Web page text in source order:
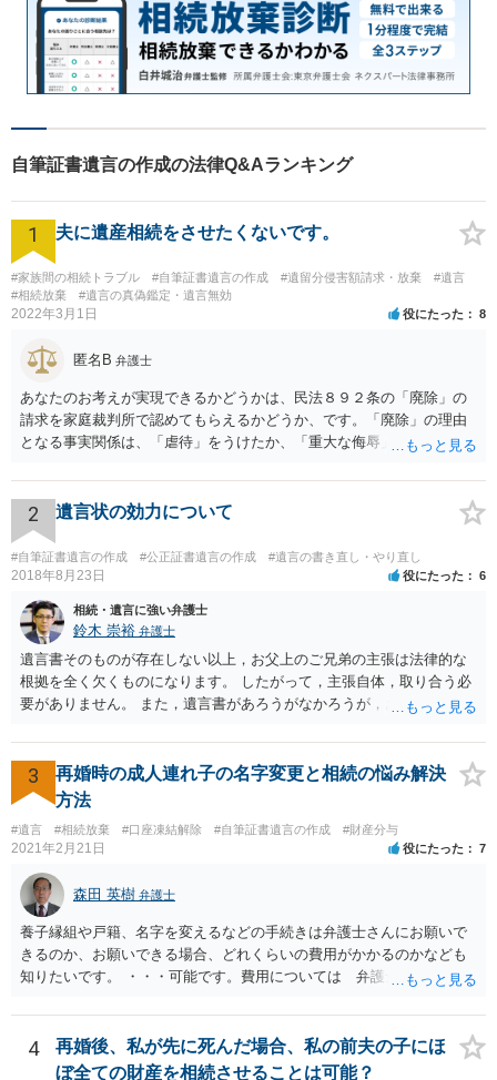
自筆証書遺言の作成の法律Q&Aランキング
1 夫に遺産相続をさせたくないです。
#家族間の相続トラブル #自筆証書遺言の作成 #遺留分侵害額請求・放棄
#遺言
#相続放棄
#遺言の真偽鑑定・遺言無効
2022年3月1日 役にたった 8
匿名B 弁護士
あなたのお考えが実現できるかどうかは、民法８９２条の「廃除」の
請求を家庭裁判所で認めてもらえるかどうか、です。「廃除」の理由
となる事実関係は、「虐待」をうけたか、「重大な侮辱」を受けた
「廃除」は遺言でも可能です（民法８９３条）。 弁護士に具体的な事
情を話して相談して、「廃除」が可能か、実際に法律相談を受けるこ
とをお勧めします。
2 遺言状の効力について
#自筆証書遺言の作成 #公正証書遺言の作成 #遺言の書き直し・やり直し
2018年8月23日 役にたった 6
相続・遺言に強い弁護士
鈴木 崇裕 弁護士
遺言書そのものが存在しない以上，お父上のご兄弟の主張は法律的な
根拠を全く欠くものになります。 したがって，主張自体，取り合う必
要がありません。 また，遺言書があろうがなかろうが，お父上のご兄
ご回答にもありますが， 代理人弁護士をたてて，その弁護士から相手
方に対して， ・相続に関する主張は法的根拠がなく，一切応じないこ
と ・今後一切の連絡をしてこないでほしいこと ・連絡を継続してくる
ようであれば警察への通報や法的措置も辞さないこと などを記載した
書面を発送してもらうことがよろしいように思います。
3
再婚時の成人連れ子の名字変更と相続の悩み解決
方法
#遺言 #相続放棄 #口座凍結解除 #自筆証書遺言の作成 #財産分与
2021年2月21日 役にたった 7
森田 英樹 弁護士
養子縁組や戸籍、名字を変えるなどの手続きは弁護士さんにお願いで
きるのか、お願いできる場合、どれくらいの費用がかかるのかなども
知りたいです。 ・・・可能です。費用については 弁護士と直接面談
ています。 やはり、成人した子のことまでごちゃごちゃ考えず、自分
の事だけ考えるべきなのでしょうか ・・・お子さんの事をまで含め良
い解決案があればお悩みになるのは当然と言えば当然のことです。 彼
4
再婚後、私が先に死んだ場合、私の前夫の子にほ
ぼ全ての財産を相続させることは可能？